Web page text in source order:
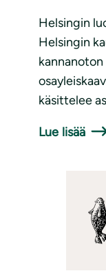
Helsingin
Helsingin
käsittelee
Lue lisää